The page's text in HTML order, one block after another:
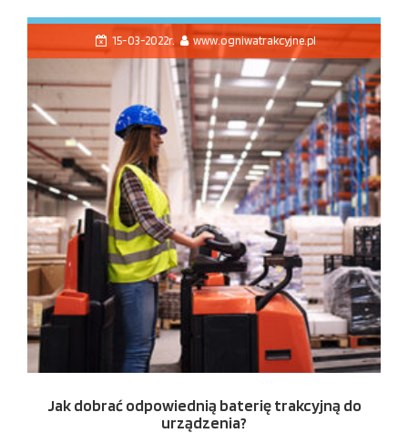
15-03-2022r. www.ogniwatrakcyjne.pl
Jak dobrać odpowiednią baterię trakcyjną do
urządzenia?